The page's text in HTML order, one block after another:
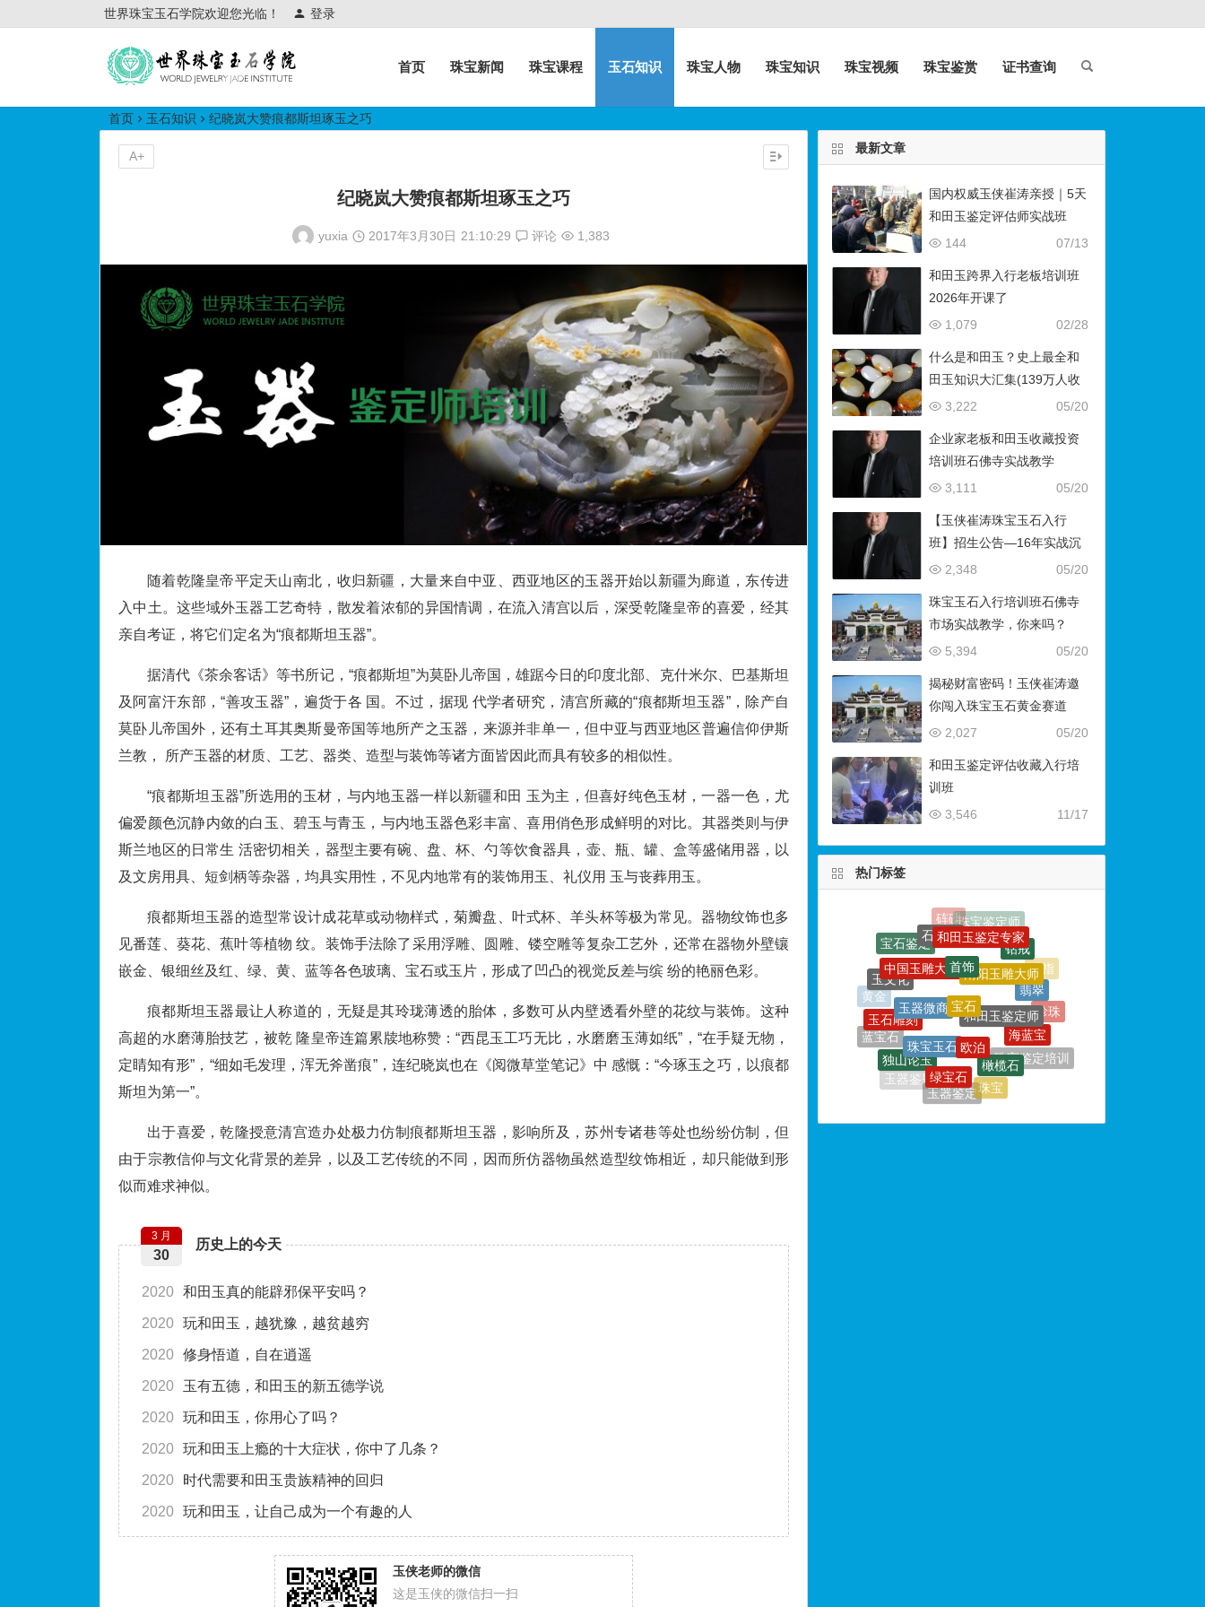
世界珠宝玉石学院欢迎您光临！ 登录
世界珠宝玉石学院培训中心
首页 珠宝新闻 珠宝课程 玉石知识 珠宝人物 珠宝知识 珠宝视频 珠宝鉴赏 证书查询
首页 玉石知识 纪晓岚大赞痕都斯坦琢玉之巧
纪晓岚大赞痕都斯坦琢玉之巧
yuxia 2017年3月30日 21:10:29 评论 1,383
随着乾隆皇帝平定天山南北，收归新疆，大量来自中亚、西亚地区的玉器开始以新疆为廊道，东传进
入中土。这些域外玉器工艺奇特，散发着浓郁的异国情调，在流入清宫以后，深受乾隆皇帝的喜爱，经其
亲自考证，将它们定名为“痕都斯坦玉器”。
据清代《茶余客话》等书所记，“痕都斯坦”为莫卧儿帝国，雄踞今日的印度北部、克什米尔、巴基斯坦
及阿富汗东部，“善攻玉器”，遍货于各 国。不过，据现 代学者研究，清宫所藏的“痕都斯坦玉器”，除产自
莫卧儿帝国外，还有土耳其奥斯曼帝国等地所产之玉器，来源并非单一，但中亚与西亚地区普遍信仰伊斯
兰教， 所产玉器的材质、工艺、器类、造型与装饰等诸方面皆因此而具有较多的相似性。
“痕都斯坦玉器”所选用的玉材，与内地玉器一样以新疆和田 玉为主，但喜好纯色玉材，一器一色，尤
偏爱颜色沉静内敛的白玉、碧玉与青玉，与内地玉器色彩丰富、喜用俏色形成鲜明的对比。其器类则与伊
斯兰地区的日常生 活密切相关，器型主要有碗、盘、杯、勺等饮食器具，壶、瓶、罐、盒等盛储用器，以
及文房用具、短剑柄等杂器，均具实用性，不见内地常有的装饰用玉、礼仪用 玉与丧葬用玉。
痕都斯坦玉器的造型常设计成花草或动物样式，菊瓣盘、叶式杯、羊头杯等极为常见。器物纹饰也多
见番莲、葵花、蕉叶等植物 纹。装饰手法除了采用浮雕、圆雕、镂空雕等复杂工艺外，还常在器物外壁镶
嵌金、银细丝及红、绿、黄、蓝等各色玻璃、宝石或玉片，形成了凹凸的视觉反差与缤 纷的艳丽色彩。
痕都斯坦玉器最让人称道的，无疑是其玲珑薄透的胎体，多数可从内壁透看外壁的花纹与装饰。这种
高超的水磨薄胎技艺，被乾 隆皇帝连篇累牍地称赞：“西昆玉工巧无比，水磨磨玉薄如纸”，“在手疑无物，
定睛知有形”，“细如毛发理，浑无斧凿痕”，连纪晓岚也在《阅微草堂笔记》中 感慨：“今琢玉之巧，以痕都
斯坦为第一”。
出于喜爱，乾隆授意清宫造办处极力仿制痕都斯坦玉器，影响所及，苏州专诸巷等处也纷纷仿制，但
由于宗教信仰与文化背景的差异，以及工艺传统的不同，因而所仿器物虽然造型纹饰相近，却只能做到形
似而难求神似。
历史上的今天
3 月
30
2020 和田玉真的能辟邪保平安吗？
2020 玩和田玉，越犹豫，越贫越穷
2020 修身悟道，自在逍遥
2020 玉有五德，和田玉的新五德学说
2020 玩和田玉，你用心了吗？
2020 玩和田玉上瘾的十大症状，你中了几条？
2020 时代需要和田玉贵族精神的回归
2020 玩和田玉，让自己成为一个有趣的人
玉侠老师的微信
这是玉侠的微信扫一扫
A+
最新文章
国内权威玉侠崔涛亲授｜5天
和田玉鉴定评估师实战班
（石佛寺9月开班）
07/13
144
和田玉跨界入行老板培训班
2026年开课了
02/28
1,079
什么是和田玉？史上最全和
田玉知识大汇集(139万人收
藏）
05/20
3,222
企业家老板和田玉收藏投资
培训班石佛寺实战教学
05/20
3,111
【玉侠崔涛珠宝玉石入行
班】招生公告—16年实战沉
淀，助你叩开财富与传承之
05/20
2,348
珠宝玉石入行培训班石佛寺
市场实战教学，你来吗？
05/20
5,394
揭秘财富密码！玉侠崔涛邀
你闯入珠宝玉石黄金赛道
05/20
2,027
和田玉鉴定评估收藏入行培
训班
11/17
3,546
热门标签
石榴石
和田玉鉴定专家
钻戒
黄金
玉文化
中国玉雕大师首饰
南阳玉雕大师
翡翠
珍珠
宝格丽
红纹石
蓝宝石
玉石雕刻
玉器微商 宝石
和田玉鉴定师
海蓝宝
珠宝鉴定培训
卡地亚
珠宝鉴定学校
玉雕大师
玉器鉴别
独山论玉
珠宝玉石欧泊
橄榄石
珠宝
玉器鉴定
绿宝石